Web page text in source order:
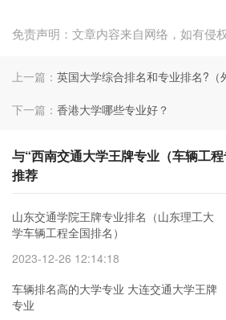
免责声明：文章内容来自网络，如有侵
上一篇： 英国大学综合排名和专业排名?（
下一篇： 香港大学哪些专业好？
与“西南交通大学王牌专业（车辆工
推荐
山东交通学院王牌专业排名（山东理工大
学车辆工程全国排名）
2023-12-26 12:14:18
车辆排名高的大学专业 大连交通大学王牌
专业